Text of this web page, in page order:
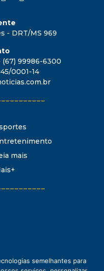
- DRT/MS 969
(67) 99986-6300
0001-14
mais
semelhantes para